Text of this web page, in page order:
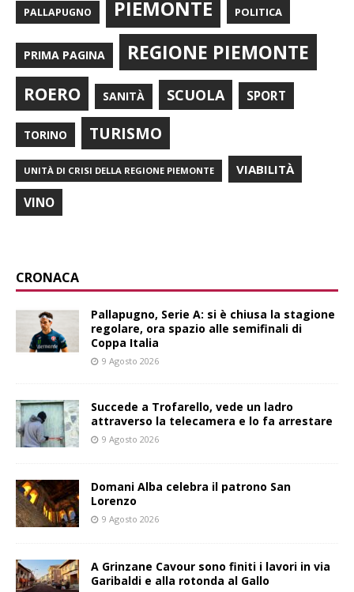
PALLAPUGNO PIEMONTE POLITICA
PRIMA PAGINA REGIONE PIEMONTE
ROERO SANITÀ SCUOLA SPORT
TORINO TURISMO
UNITÀ DI CRISI DELLA REGIONE PIEMONTE VIABILITÀ
VINO
CRONACA
Pallapugno, Serie A: si è chiusa la stagione
regolare, ora spazio alle semifinali di
Coppa Italia
9 Agosto 2026
Succede a Trofarello, vede un ladro
attraverso la telecamera e lo fa arrestare
9 Agosto 2026
Domani Alba celebra il patrono San
Lorenzo
9 Agosto 2026
A Grinzane Cavour sono finiti i lavori in via
Garibaldi e alla rotonda al Gallo